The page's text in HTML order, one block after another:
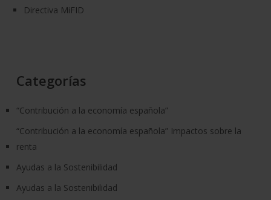
Directiva MiFID
Categorías
“Contribución a la economía española”
“Contribución a la economía española” Impactos sobre la
renta
Ayudas a la Sostenibilidad
Ayudas a la Sostenibilidad